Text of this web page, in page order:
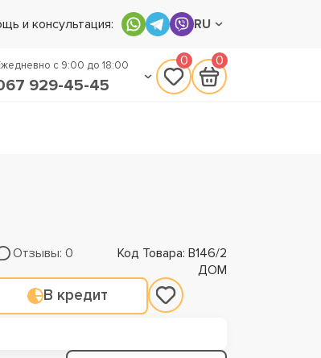
и консультация: RU
с 9:00 до 18:00
929-45-45
0 0
Отзывы: 0 Код Товара: В146/2
ДОМ
В кредит